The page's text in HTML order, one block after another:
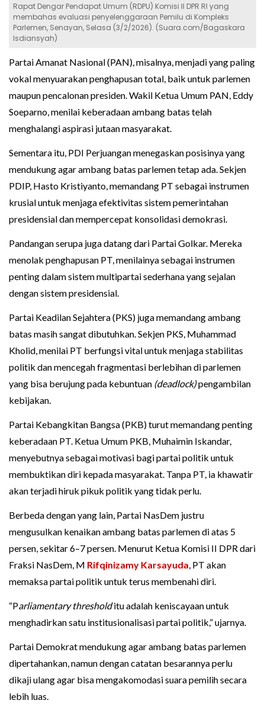
Rapat Dengar Pendapat Umum (RDPU) Komisi II DPR RI yang
membahas evaluasi penyelenggaraan Pemilu di Kompleks
Parlemen, Senayan, Selasa (3/2/2026). (Suara.com/Bagaskara
Isdiansyah)
Partai Amanat Nasional (PAN), misalnya, menjadi yang paling
vokal menyuarakan penghapusan total, baik untuk parlemen
maupun pencalonan presiden. Wakil Ketua Umum PAN, Eddy
Soeparno, menilai keberadaan ambang batas telah
menghalangi aspirasi jutaan masyarakat.
Sementara itu, PDI Perjuangan menegaskan posisinya yang
mendukung agar ambang batas parlemen tetap ada. Sekjen
PDIP, Hasto Kristiyanto, memandang PT sebagai instrumen
krusial untuk menjaga efektivitas sistem pemerintahan
presidensial dan mempercepat konsolidasi demokrasi.
Pandangan serupa juga datang dari Partai Golkar. Mereka
menolak penghapusan PT, menilainya sebagai instrumen
penting dalam sistem multipartai sederhana yang sejalan
dengan sistem presidensial.
Partai Keadilan Sejahtera (PKS) juga memandang ambang
batas masih sangat dibutuhkan. Sekjen PKS, Muhammad
Kholid, menilai PT berfungsi vital untuk menjaga stabilitas
politik dan mencegah fragmentasi berlebihan di parlemen
yang bisa berujung pada kebuntuan (deadlock)pengambilan
kebijakan.
Partai Kebangkitan Bangsa (PKB) turut memandang penting
keberadaan PT. Ketua Umum PKB, Muhaimin Iskandar,
menyebutnya sebagai motivasi bagi partai politik untuk
membuktikan diri kepada masyarakat. Tanpa PT, ia khawatir
akan terjadi hiruk pikuk politik yang tidak perlu.
Berbeda dengan yang lain, Partai NasDem justru
mengusulkan kenaikan ambang batas parlemen di atas 5
persen, sekitar 6–7 persen. Menurut Ketua Komisi II DPR dari
Fraksi NasDem, M Rifqinizamy Karsayuda , PT akan
memaksa partai politik untuk terus membenahi diri.
“Parliamentary thresholditu adalah keniscayaan untuk
menghadirkan satu institusionalisasi partai politik,” ujarnya.
Partai Demokrat mendukung agar ambang batas parlemen
dipertahankan, namun dengan catatan besarannya perlu
dikaji ulang agar bisa mengakomodasi suara pemilih secara
lebih luas.